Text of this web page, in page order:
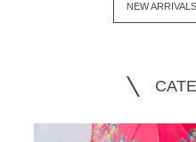
NEW ARRIVALS